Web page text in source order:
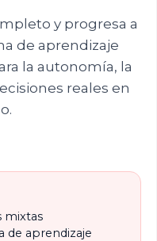
y progresa a
de aprendizaje
la autonomía, la
reales en
mixtas
de aprendizaje